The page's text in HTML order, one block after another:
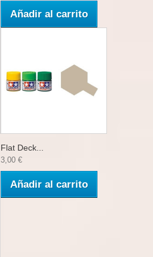
Añadir al carrito
Flat Deck...
3,00 €
Añadir al carrito